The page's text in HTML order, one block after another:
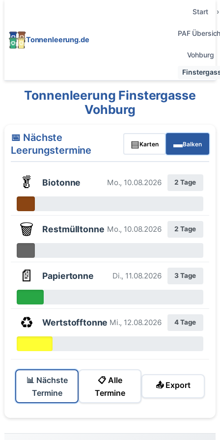
Tonnenleerung.de
Start
PAF
Vohburg
Tonnenleerung Finstergasse
Vohburg
📅 Nächste
Leerungstermine
▤Karten ▬Balken
🥬 Biotonne Mo., 10.08.2026 2 Tage
🗑️ Restmülltonne Mo., 10.08.2026 2 Tage
📄 Papiertonne Di., 11.08.2026 3 Tage
♻️ Wertstofftonne Mi., 12.08.2026 4 Tage
📊 Nächste
Termine
📋 Alle
Termine
📤 Export